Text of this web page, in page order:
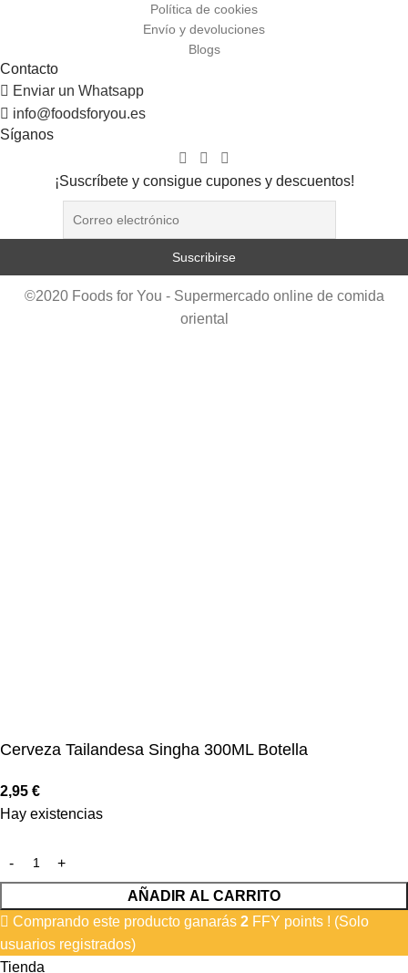
Política de cookies
Envío y devoluciones
Blogs
Contacto
Enviar un Whatsapp
info@foodsforyou.es
Síganos
¡Suscríbete y consigue cupones y descuentos!
©2020 Foods for You - Supermercado online de comida
oriental
Cerveza Tailandesa Singha 300ML Botella
2,95 €
Hay existencias
AÑADIR AL CARRITO
Comprando este producto ganarás 2 FFY points ! (Solo
usuarios registrados)
Tienda